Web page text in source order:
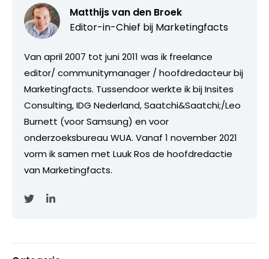
Matthijs van den Broek
Editor-in-Chief bij Marketingfacts
Van april 2007 tot juni 2011 was ik freelance
editor/ communitymanager / hoofdredacteur bij
Marketingfacts. Tussendoor werkte ik bij Insites
Consulting, IDG Nederland, Saatchi&Saatchi;/Leo
Burnett (voor Samsung) en voor
onderzoeksbureau WUA. Vanaf 1 november 2021
vorm ik samen met Luuk Ros de hoofdredactie
van Marketingfacts.